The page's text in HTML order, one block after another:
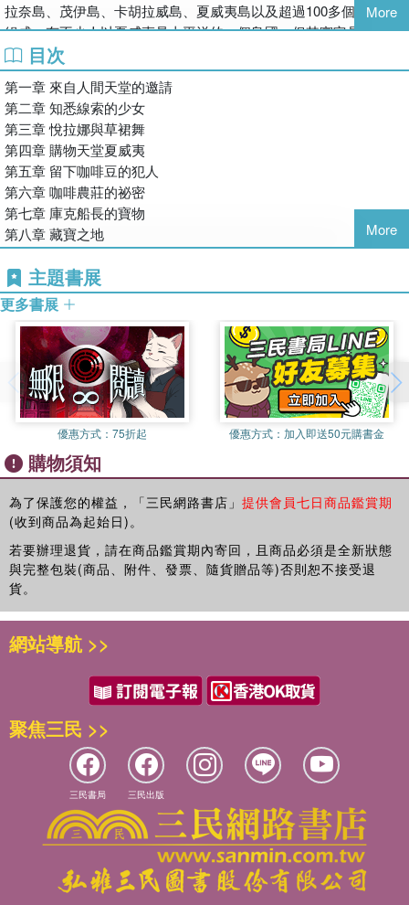
【重點知識】
#夏威夷火山國家公園 #畢夏普博物館 #玻里尼西亞文化中心
#茂伊島努伊植物園 #伊奧拉尼宮
#庫克船長 #夏威夷王國的誕生與滅亡
#參薯泥 #夏威夷拌飯 #火腿飯糰
#珍珠港 #威基基海灘 #阿拉莫阿那中心
【學習主旨】
1.認識夏威夷王國的歷史
3.訓練觀察力破解蛛絲馬跡
【書籍資訊】
◎無注音，適合9～12歲閱讀
◎教育議題分類：國際教育、多元文化
◎學習領域分類：社會、藝術
拉奈島、茂伊島、卡胡拉威島、夏威夷島以及超過100多個小島所
組成。有不少人以夏威夷是太平洋的一個島國，但其實它是屬於美
國的一部分。過去曾為夏威夷王國，於1898年被併入美國，1959
年時成為美國第50州。雖然夏威夷王國自此消失在歷史洪流中，但
現在夏威夷仍可見到如卡美哈梅哈一世雕像、伊奧拉尼宮、畢夏普
博物館等見證夏威夷歷史文化之處。
夏威夷能成為全世界人們嚮往的度假勝地之一，其理由不外乎是它
擁有得天獨厚的天然環境。人們不但可以在有政府官方控管的乾淨
海域，進行如衝浪、浮潛或水肺潛水等水上休閒活動；也可以探訪
各島獨具特色的自然景觀。例如，「夏威夷火山國家公園」夏威夷
最大的島「夏威夷島」，裡頭有「茂納羅亞火山」和「基拉韋亞火
煙霧瀰漫的噴火口等壯觀景象。
成天心心念念麥克的凱薩琳，這次設計了一個大圈套，她故意以夏
威夷朋友悅拉娜提供的寶物情報為誘餌，想騙麥克前往風光明媚的
夏威夷陪自己度假。麥克本就對於老是被布卡搶盡風頭的事耿耿於
懷，因此得知消息後立刻就飛到夏威夷。但是到了夏威夷的麥克，
卻遲遲得不到什麼重要的情報與線索，甚至被悅拉娜阻止，不可尋
找相關的寶物！如果不能尋寶，剩下的時間該做些什麼呢？
離奇的事情在尋常中發生……意料之外的偷竊案登場！麥克與凱薩
琳這次會迸出什麼火花？失竊案指向的寶物情報，是否會有不同的
結果？就讓我們一起在夏威夷來場尋寶之旅吧！
2023年7月
作者Podoal Friend・姜境孝
More
目次
第一章 來自人間天堂的邀請
第二章 知悉線索的少女
第三章 悅拉娜與草裙舞
第四章 購物天堂夏威夷
第五章 留下咖啡豆的犯人
第六章 咖啡農莊的祕密
第七章 庫克船長的寶物
第八章 藏寶之地
More
主題書展
更多書展
優惠方式： 75折起 優惠方式： 加入即送50元購書金
購物須知
為了保護您的權益，「三民網路書店」 提供會員七日商品鑑賞期
(收到商品為起始日)。
若要辦理退貨，請在商品鑑賞期內寄回，且商品必須是全新狀態
與完整包裝(商品、附件、發票、隨貨贈品等)否則恕不接受退
貨。
網站導航 >>
聚焦三民 >>
三民書局 三民出版